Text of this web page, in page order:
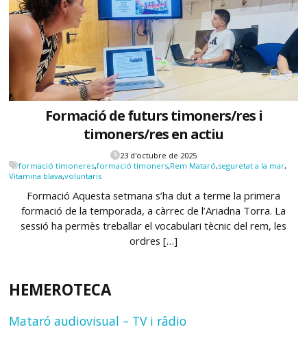
Formació de futurs timoners/res i
timoners/res en actiu
23 d'octubre de 2025
formació timoneres,formació timoners,Rem Mataró,seguretat a la mar,
Vitamina blava,voluntaris
Formació Aquesta setmana s’ha dut a terme la primera
formació de la temporada, a càrrec de l’Ariadna Torra. La
sessió ha permès treballar el vocabulari tècnic del rem, les
ordres […]
HEMEROTECA
Mataró audiovisual – TV i râdio